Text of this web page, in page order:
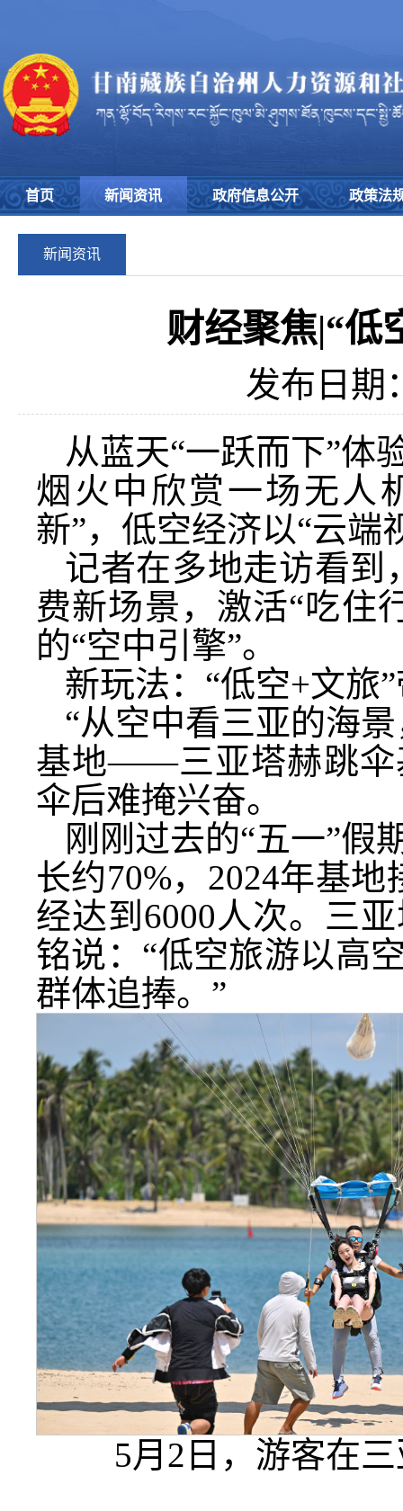
首页 新闻资讯 政府信息公开 政策法
新闻资讯
财经聚焦|“低
发布日期
从蓝天“一跃而下”体
烟火中欣赏一场无
新”，低空经济以“云端
记者在多地走访看到
费新场景，激活“吃住
的“空中引擎”。
新玩法：“低空+文旅
“从空中看三亚的海
基地——三亚塔赫跳伞
伞后难掩兴奋。
刚刚过去的“五一”假
长约70%，2024年基
经达到6000人次。三
铭说：“低空旅游以高
群体追捧。”
5月2日，游客在三